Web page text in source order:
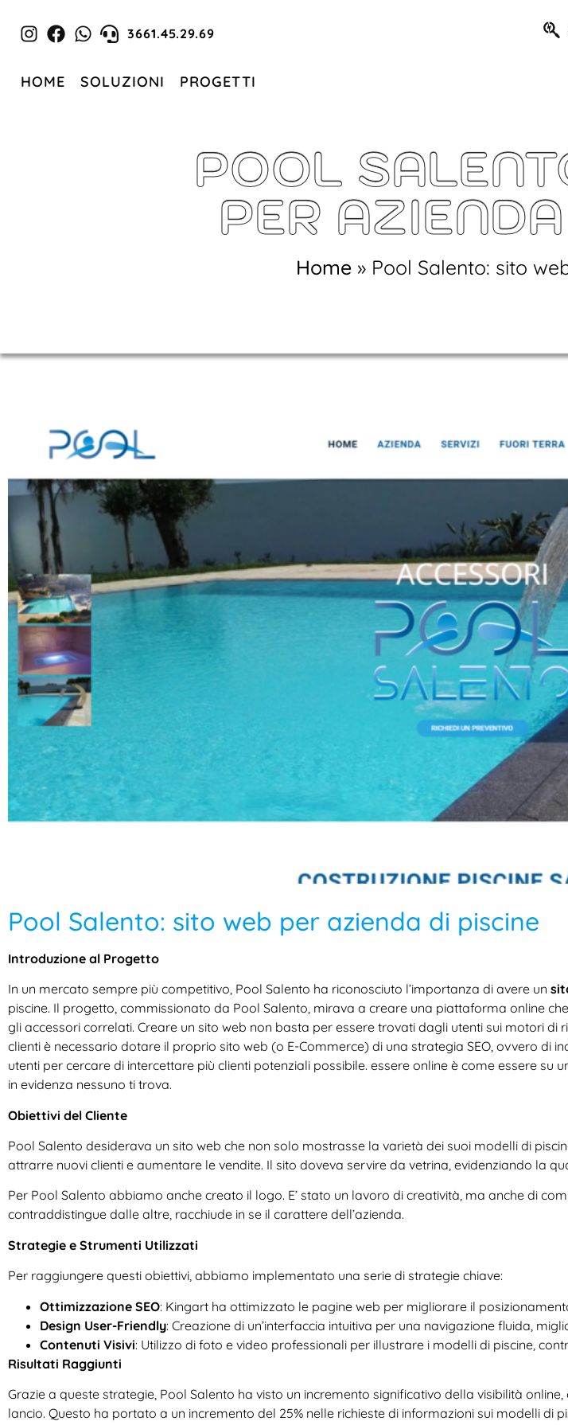
3661.45.29.69
HOME SOLUZIONI PROGETTI
POOL
PER
Home» Pool Salento: sito
Pool Salento: sito web per azienda di piscine
Introduzione al Progetto
In un mercato sempre più competitivo, Pool Salento ha riconosciuto l’importanza di avere un
piscine. Il progetto, commissionato da Pool Salento, mirava a creare una piattaforma online
gli accessori correlati. Creare un sito web non basta per essere trovati dagli utenti sui motori di
clienti è necessario dotare il proprio sito web (o E-Commerce) di una strategia SEO, ovvero di
utenti per cercare di intercettare più clienti potenziali possibile. essere online è come essere su
in evidenza nessuno ti trova.
Obiettivi del Cliente
Pool Salento desiderava un sito web che non solo mostrasse la varietà dei suoi modelli di
attrarre nuovi clienti e aumentare le vendite. Il sito doveva servire da vetrina, evidenziando la
Per Pool Salento abbiamo anche creato il logo. E’ stato un lavoro di creatività, ma anche di
contraddistingue dalle altre, racchiude in se il carattere dell’azienda.
Strategie e Strumenti Utilizzati
Per raggiungere questi obiettivi, abbiamo implementato una serie di strategie chiave:
Ottimizzazione SEO: Kingart ha ottimizzato le pagine web per migliorare il
Design User-Friendly: Creazione di un’interfaccia intuitiva per una navigazione fluida,
Contenuti Visivi: Utilizzo di foto e video professionali per illustrare i modelli di piscine,
Risultati Raggiunti
Grazie a queste strategie, Pool Salento ha visto un incremento significativo della visibilità
lancio. Questo ha portato a un incremento del 25% nelle richieste di informazioni sui modelli di